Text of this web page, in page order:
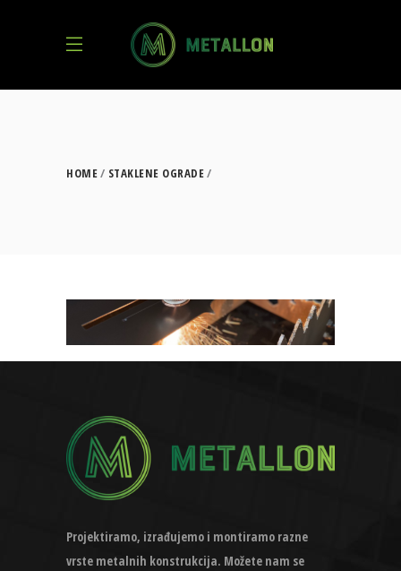
HOME STAKLENE OGRADE
Projektiramo, izrađujemo i montiramo razne
vrste metalnih konstrukcija. Možete nam se